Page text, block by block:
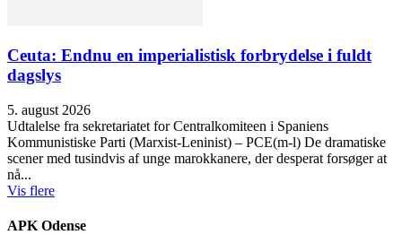
Ceuta: Endnu en imperialistisk forbrydelse i fuldt
dagslys
5. august 2026
Udtalelse fra sekretariatet for Centralkomiteen i Spaniens
Kommunistiske Parti (Marxist-Leninist) – PCE(m-l) De dramatiske
scener med tusindvis af unge marokkanere, der desperat forsøger at
nå...
Vis flere
APK Odense